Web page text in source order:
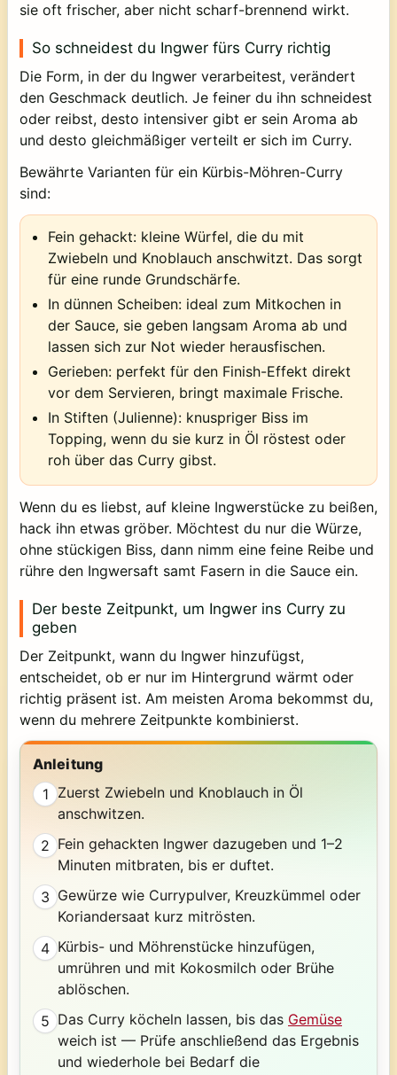
sie oft frischer, aber nicht scharf-brennend wirkt.
So schneidest du Ingwer fürs Curry richtig
Die Form, in der du Ingwer verarbeitest, verändert
den Geschmack deutlich. Je feiner du ihn schneidest
oder reibst, desto intensiver gibt er sein Aroma ab
und desto gleichmäßiger verteilt er sich im Curry.
Bewährte Varianten für ein Kürbis-Möhren-Curry
sind:
Fein gehackt: kleine Würfel, die du mit
Zwiebeln und Knoblauch anschwitzt. Das sorgt
für eine runde Grundschärfe.
In dünnen Scheiben: ideal zum Mitkochen in
der Sauce, sie geben langsam Aroma ab und
lassen sich zur Not wieder herausfischen.
Gerieben: perfekt für den Finish-Effekt direkt
vor dem Servieren, bringt maximale Frische.
In Stiften (Julienne): knuspriger Biss im
Topping, wenn du sie kurz in Öl röstest oder
roh über das Curry gibst.
Wenn du es liebst, auf kleine Ingwerstücke zu beißen,
hack ihn etwas gröber. Möchtest du nur die Würze,
ohne stückigen Biss, dann nimm eine feine Reibe und
rühre den Ingwersaft samt Fasern in die Sauce ein.
Der beste Zeitpunkt, um Ingwer ins Curry zu
geben
Der Zeitpunkt, wann du Ingwer hinzufügst,
entscheidet, ob er nur im Hintergrund wärmt oder
richtig präsent ist. Am meisten Aroma bekommst du,
wenn du mehrere Zeitpunkte kombinierst.
Anleitung
1 Zuerst Zwiebeln und Knoblauch in Öl
anschwitzen.
2 Fein gehackten Ingwer dazugeben und 1–2
Minuten mitbraten, bis er duftet.
3 Gewürze wie Currypulver, Kreuzkümmel oder
Koriandersaat kurz mitrösten.
4 Kürbis- und Möhrenstücke hinzufügen,
umrühren und mit Kokosmilch oder Brühe
ablöschen.
5 Das Curry köcheln lassen, bis das Gemüse
weich ist — Prüfe anschließend das Ergebnis
und wiederhole bei Bedarf die